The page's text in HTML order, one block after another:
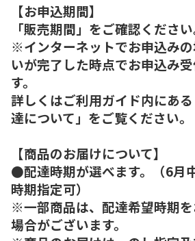
【お申込期間】
「販売期間」をご確認ください
※インターネットでお申込み
いが完了した時点でお申込み
す。
詳しくはご利用ガイド内にあ
達について」をご覧ください。
【商品のお届けについて】
●配達時期が選べます。（6月
時期指定可）
※一部商品は、配達希望時期
場合がございます。